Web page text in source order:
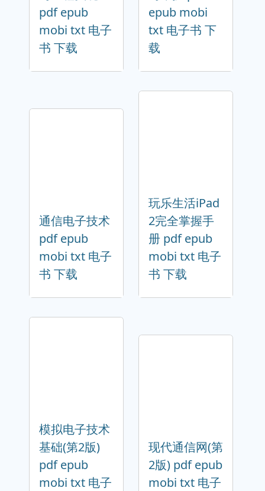
pdf epub
mobi txt 电子
书 下载
epub mobi
txt 电子书 下
载
通信电子技术
pdf epub
mobi txt 电子
书 下载
玩乐生活iPad
2完全掌握手
册 pdf epub
mobi txt 电子
书 下载
模拟电子技术
基础(第2版)
pdf epub
mobi txt 电子
现代通信网(第
2版) pdf epub
mobi txt 电子